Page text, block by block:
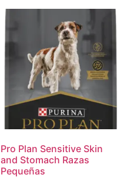
Pro Plan Sensitive Skin
and Stomach Razas
Pequeñas